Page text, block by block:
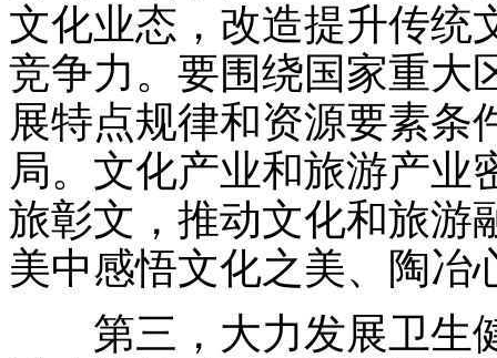
文化业态，改造提升传统
竞争力。要围绕国家重大
展特点规律和资源要素条
局。文化产业和旅游产业
旅彰文，推动文化和旅游
美中感悟文化之美、陶冶
第三，大力发展卫生